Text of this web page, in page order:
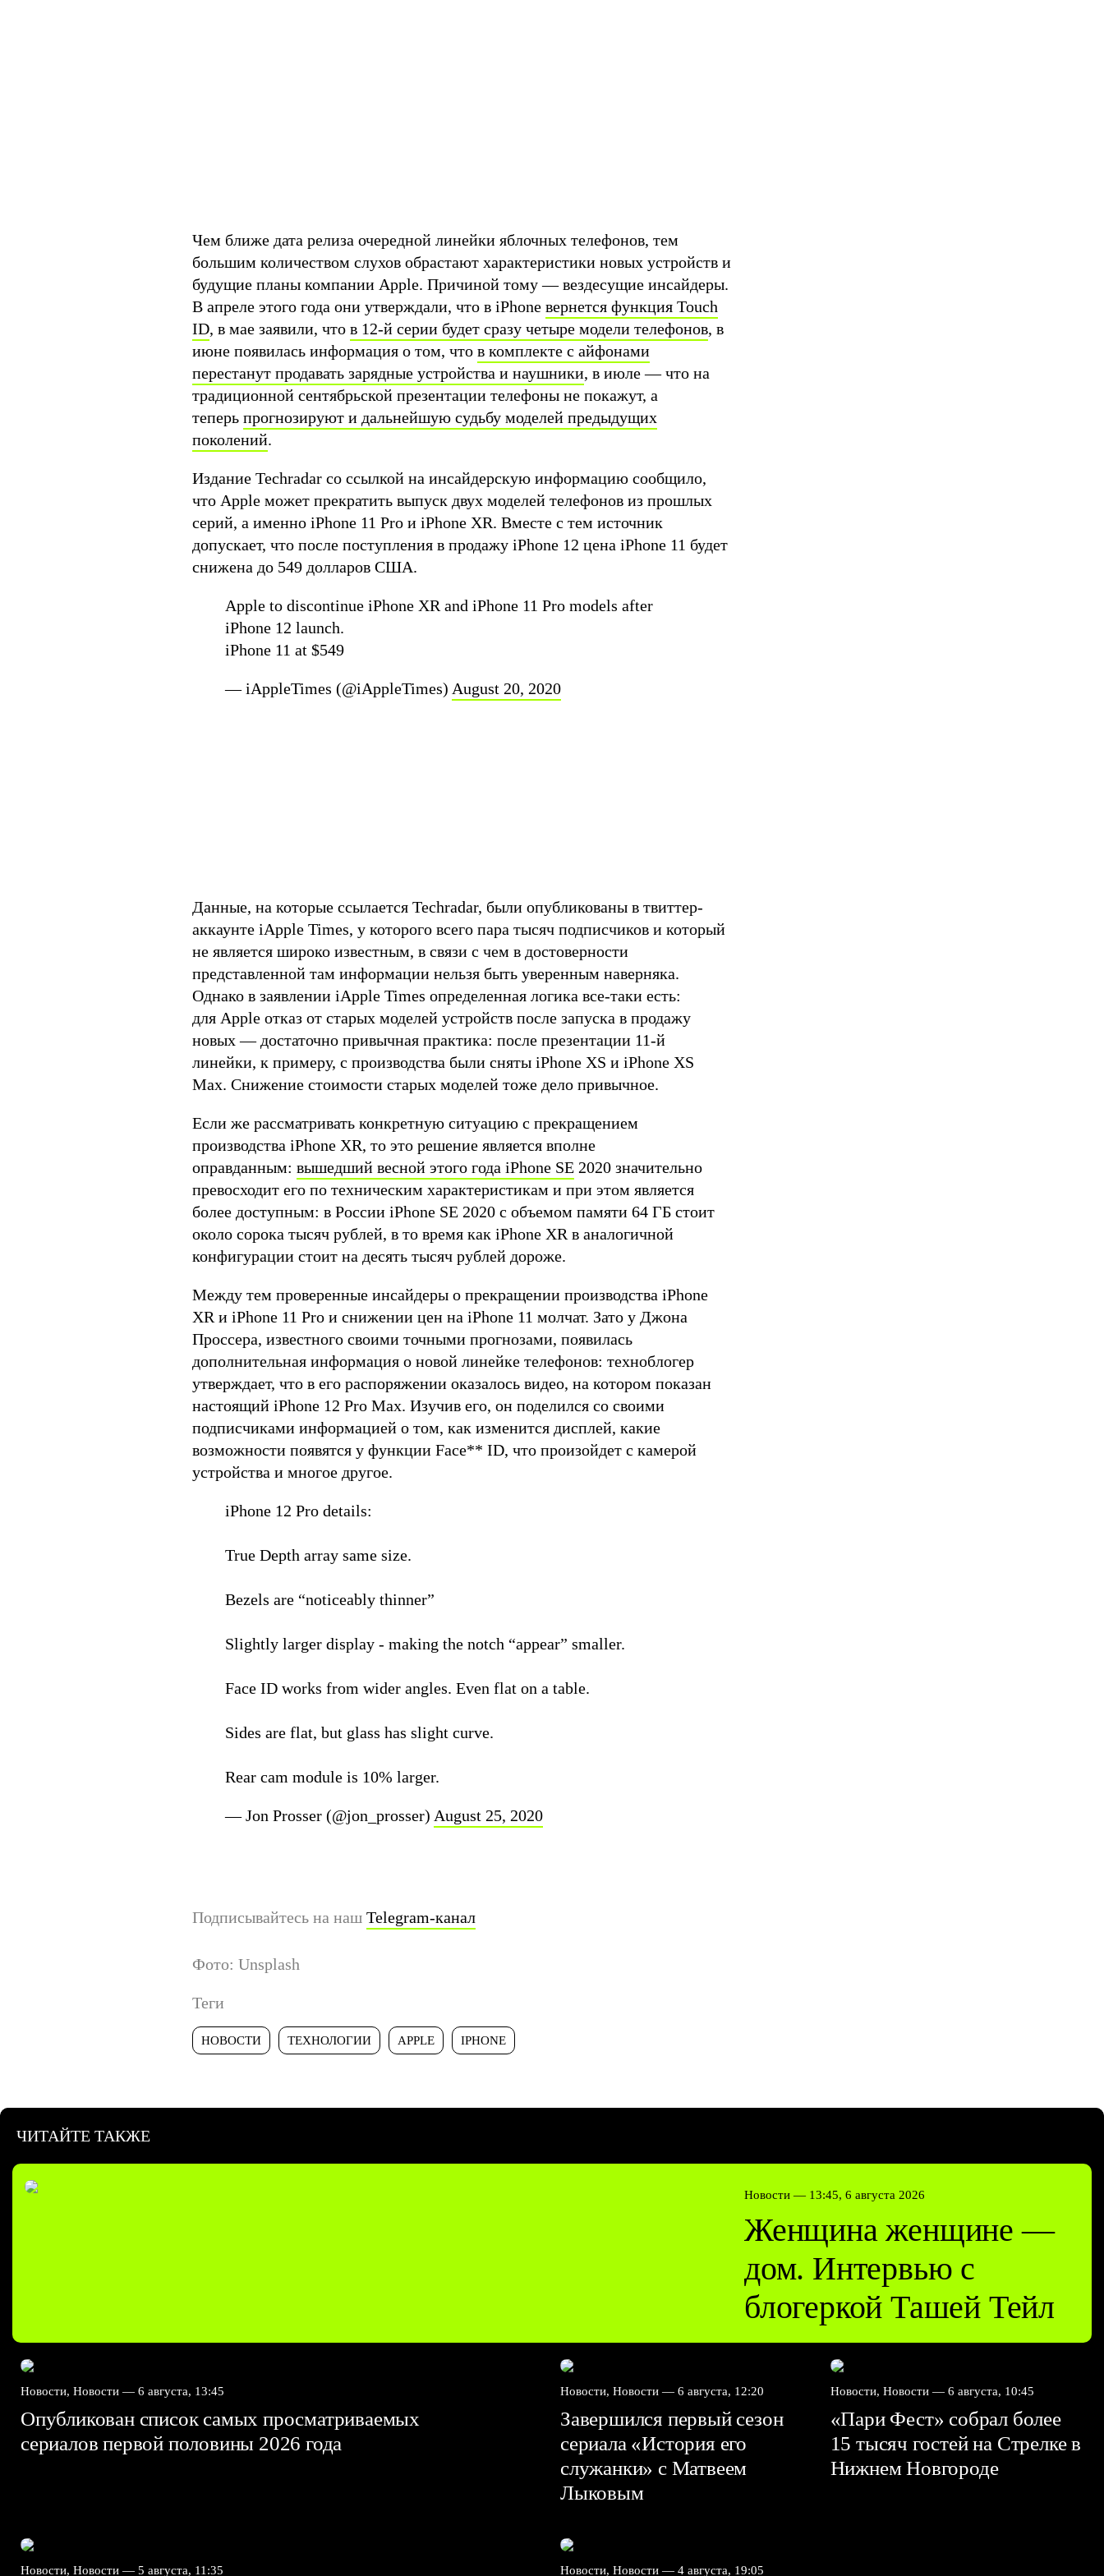
Чем ближе дата релиза очередной линейки яблочных телефонов, тем
большим количеством слухов обрастают характеристики новых устройств и
будущие планы компании Apple. Причиной тому — вездесущие инсайдеры.
В апреле этого года они утверждали, что в iPhone вернется функция Touch
ID, в мае заявили, что в 12-й серии будет сразу четыре модели телефонов, в
июне появилась информация о том, что в комплекте с айфонами
перестанут продавать зарядные устройства и наушники, в июле — что на
традиционной сентябрьской презентации телефоны не покажут, а
теперь прогнозируют и дальнейшую судьбу моделей предыдущих
поколений.
Издание Techradar со ссылкой на инсайдерскую информацию сообщило,
что Apple может прекратить выпуск двух моделей телефонов из прошлых
серий, а именно iPhone 11 Pro и iPhone XR. Вместе с тем источник
допускает, что после поступления в продажу iPhone 12 цена iPhone 11 будет
снижена до 549 долларов США.
Apple to discontinue iPhone XR and iPhone 11 Pro models after
iPhone 12 launch.
iPhone 11 at $549
— iAppleTimes (@iAppleTimes) August 20, 2020
Данные, на которые ссылается Techradar, были опубликованы в твиттер-
аккаунте iApple Times, у которого всего пара тысяч подписчиков и который
не является широко известным, в связи с чем в достоверности
представленной там информации нельзя быть уверенным наверняка.
Однако в заявлении iApple Times определенная логика все-таки есть:
для Apple отказ от старых моделей устройств после запуска в продажу
новых — достаточно привычная практика: после презентации 11-й
линейки, к примеру, с производства были сняты iPhone XS и iPhone XS
Max. Снижение стоимости старых моделей тоже дело привычное.
Если же рассматривать конкретную ситуацию с прекращением
производства iPhone XR, то это решение является вполне
оправданным: вышедший весной этого года iPhone SE 2020 значительно
превосходит его по техническим характеристикам и при этом является
более доступным: в России iPhone SE 2020 с объемом памяти 64 ГБ стоит
около сорока тысяч рублей, в то время как iPhone XR в аналогичной
конфигурации стоит на десять тысяч рублей дороже.
Между тем проверенные инсайдеры о прекращении производства iPhone
XR и iPhone 11 Pro и снижении цен на iPhone 11 молчат. Зато у Джона
Проссера, известного своими точными прогнозами, появилась
дополнительная информация о новой линейке телефонов: техноблогер
утверждает, что в его распоряжении оказалось видео, на котором показан
настоящий iPhone 12 Pro Max. Изучив его, он поделился со своими
подписчиками информацией о том, как изменится дисплей, какие
возможности появятся у функции Face** ID, что произойдет с камерой
устройства и многое другое.
iPhone 12 Pro details:
True Depth array same size.
Bezels are “noticeably thinner”
Slightly larger display - making the notch “appear” smaller.
Face ID works from wider angles. Even flat on a table.
Sides are flat, but glass has slight curve.
Rear cam module is 10% larger.
— Jon Prosser (@jon_prosser) August 25, 2020
Подписывайтесь на наш Telegram-канал
Фото: Unsplash
Теги
НОВОСТИ ТЕХНОЛОГИИ APPLE IPHONE
ЧИТАЙТЕ ТАКЖЕ
Новости — 13:45, 6 августа 2026
Женщина женщине —
дом. Интервью с
блогеркой Ташей Тейл
Новости, Новости — 6 августа, 13:45
Опубликован список самых просматриваемых
сериалов первой половины 2026 года
Новости, Новости — 6 августа, 12:20
Завершился первый сезон
сериала «История его
служанки» с Матвеем
Лыковым
Новости, Новости — 6 августа, 10:45
«Пари Фест» собрал более
15 тысяч гостей на Стрелке в
Нижнем Новгороде
Новости, Новости — 5 августа, 11:35 Новости, Новости — 4 августа, 19:05